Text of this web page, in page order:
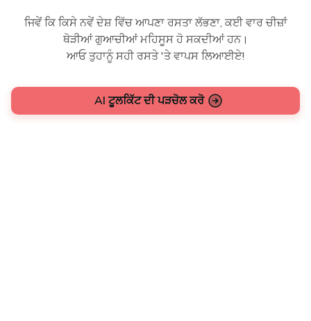
ਜਿਵੇਂ ਕਿ ਕਿਸੇ ਨਵੇਂ ਦੇਸ਼ ਵਿੱਚ ਆਪਣਾ ਰਸਤਾ ਲੱਭਣਾ, ਕਈ ਵਾਰ ਚੀਜ਼ਾਂ
ਥੋੜੀਆਂ ਗੁਆਚੀਆਂ ਮਹਿਸੂਸ ਹੋ ਸਕਦੀਆਂ ਹਨ।
ਆਓ ਤੁਹਾਨੂੰ ਸਹੀ ਰਸਤੇ 'ਤੇ ਵਾਪਸ ਲਿਆਈਏ!
AI ਟੂਲਕਿੱਟ ਦੀ ਪੜਚੋਲ ਕਰੋ